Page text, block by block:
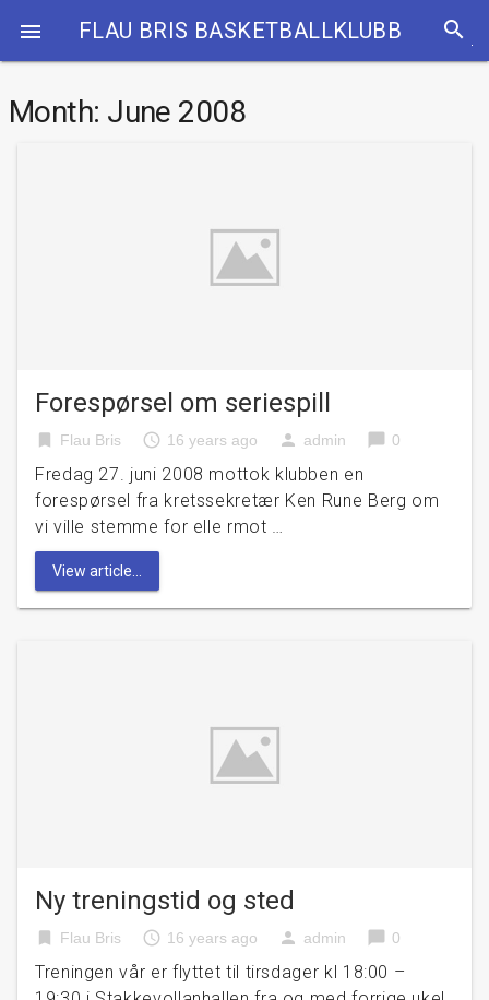
 FLAU BRIS BASKETBALLKLUBB search
Month: June 2008
Forespørsel om seriespill
bookmark Flau Bris access_time 16 years ago person admin chat_bubble 0
Fredag 27. juni 2008 mottok klubben en
forespørsel fra kretssekretær Ken Rune Berg om
vi ville stemme for elle rmot …
View article...
Ny treningstid og sted
bookmark Flau Bris access_time 16 years ago person admin chat_bubble 0
Treningen vår er flyttet til tirsdager kl 18:00 –